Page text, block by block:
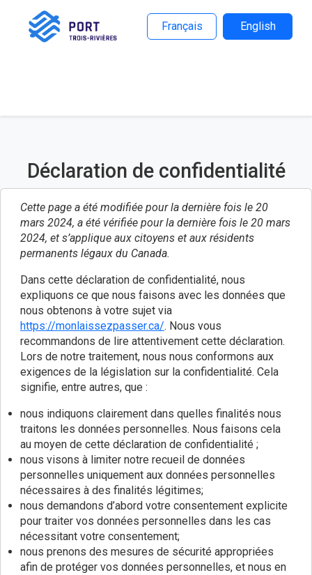
Français English
Déclaration de confidentialité
Cette page a été modifiée pour la dernière fois le 20
mars 2024, a été vérifiée pour la dernière fois le 20 mars
2024, et s’applique aux citoyens et aux résidents
permanents légaux du Canada.
Dans cette déclaration de confidentialité, nous
expliquons ce que nous faisons avec les données que
nous obtenons à votre sujet via
https://monlaissezpasser.ca/. Nous vous
recommandons de lire attentivement cette déclaration.
Lors de notre traitement, nous nous conformons aux
exigences de la législation sur la confidentialité. Cela
signifie, entre autres, que :
nous indiquons clairement dans quelles finalités nous
traitons les données personnelles. Nous faisons cela
au moyen de cette déclaration de confidentialité ;
nous visons à limiter notre recueil de données
personnelles uniquement aux données personnelles
nécessaires à des finalités légitimes;
nous demandons d’abord votre consentement explicite
pour traiter vos données personnelles dans les cas
nécessitant votre consentement;
nous prenons des mesures de sécurité appropriées
afin de protéger vos données personnelles, et nous en